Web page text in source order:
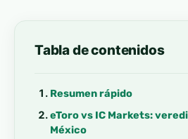
Tabla de contenidos
Resumen rápido
eToro vs IC Markets:
México